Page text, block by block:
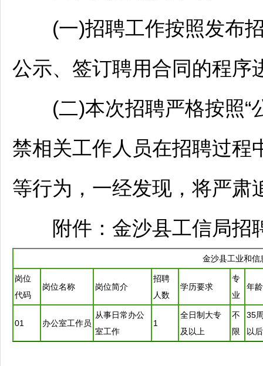
(一)招聘工作按照发布
公示、签订聘用合同的程序
(二)本次招聘严格按照“
禁相关工作人员在招聘过程
等行为，一经发现，将严肃
附件： 金沙县工信局招
金沙县工业和信
岗位
代码
岗位名称 岗位简介
招聘
人数
学历要求
专
业
年龄
01 办公室工作员
从事日常办公
室工作
1
全日制大专
及以上
不
限
35
以